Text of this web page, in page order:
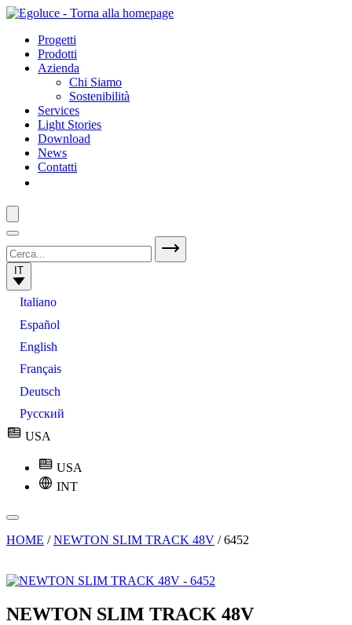
Progetti
Prodotti
Azienda
Chi Siamo
Sostenibilità
Services
Light Stories
Download
News
Contatti
IT
Italiano
Español
English
Français
Deutsch
Русский
USA
USA
INT
HOME / NEWTON SLIM TRACK 48V / 6452
NEWTON SLIM TRACK 48V